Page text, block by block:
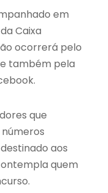
em
Caixa
ocorrerá pelo
também pela
que
aos
quem